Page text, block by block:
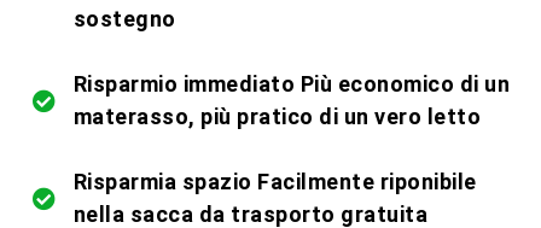
sostegno
Risparmio immediato Più economico di un
materasso, più pratico di un vero letto
Risparmia spazio Facilmente riponibile
nella sacca da trasporto gratuita